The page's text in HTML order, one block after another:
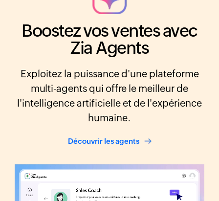
Boostez vos ventes avec
Zia Agents
Exploitez la puissance d'une plateforme
multi-agents qui offre le meilleur de
l'intelligence artificielle et de l'expérience
humaine.
Découvrir les agents